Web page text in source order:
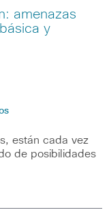
amenazas
y
están cada vez
de posibilidades